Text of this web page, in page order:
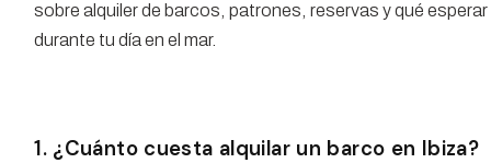
sobre alquiler de barcos, patrones, reservas y qué esperar
durante tu día en el mar.
1. ¿Cuánto cuesta alquilar un barco en Ibiza?